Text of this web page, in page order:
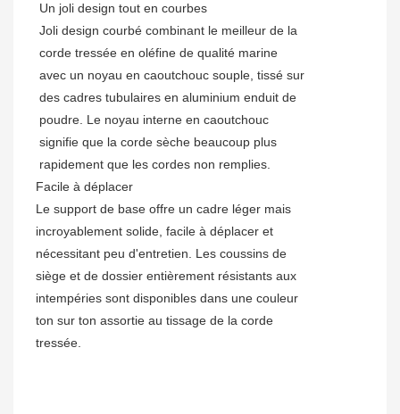
Un joli design tout en courbes
Joli design courbé combinant le meilleur de la
corde tressée en oléfine de qualité marine
avec un noyau en caoutchouc souple, tissé sur
des cadres tubulaires en aluminium enduit de
poudre. Le noyau interne en caoutchouc
signifie que la corde sèche beaucoup plus
rapidement que les cordes non remplies.
Facile à déplacer
Le support de base offre un cadre léger mais
incroyablement solide, facile à déplacer et
nécessitant peu d'entretien. Les coussins de
siège et de dossier entièrement résistants aux
intempéries sont disponibles dans une couleur
ton sur ton assortie au tissage de la corde
tressée.